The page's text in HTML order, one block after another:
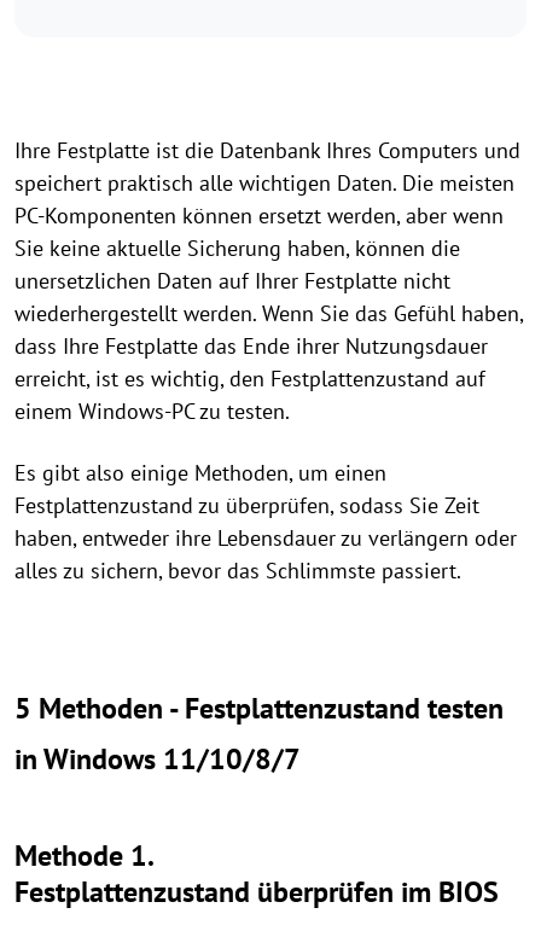
Ihre Festplatte ist die Datenbank Ihres Computers und
speichert praktisch alle wichtigen Daten. Die meisten
PC-Komponenten können ersetzt werden, aber wenn
Sie keine aktuelle Sicherung haben, können die
unersetzlichen Daten auf Ihrer Festplatte nicht
wiederhergestellt werden. Wenn Sie das Gefühl haben,
dass Ihre Festplatte das Ende ihrer Nutzungsdauer
erreicht, ist es wichtig, den Festplattenzustand auf
einem Windows-PC zu testen.
Es gibt also einige Methoden, um einen
Festplattenzustand zu überprüfen, sodass Sie Zeit
haben, entweder ihre Lebensdauer zu verlängern oder
alles zu sichern, bevor das Schlimmste passiert.
5 Methoden - Festplattenzustand testen
in Windows 11/10/8/7
Methode 1.
Festplattenzustand überprüfen im BIOS